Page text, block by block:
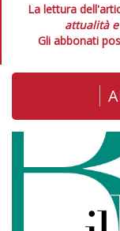
La lettura
attualità
Gli abbonati